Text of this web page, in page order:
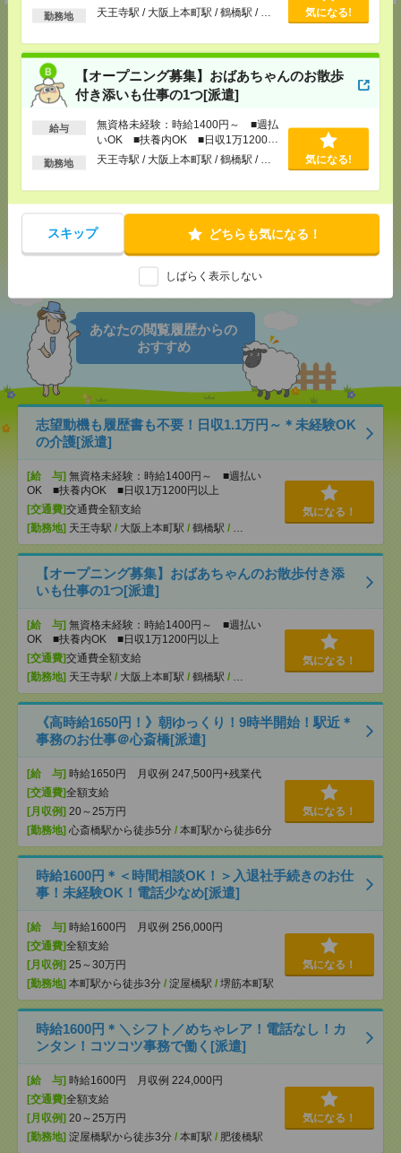
以上
勤務地 天王寺駅 / 大阪上本町駅 / 鶴橋駅 / … 気になる!
【オープニング募集】おばあちゃんのお散歩
付き添いも仕事の1つ[派遣]
給与
無資格未経験：時給1400円～ ■週払
いOK ■扶養内OK ■日収1万1200円
以上
勤務地 天王寺駅 / 大阪上本町駅 / 鶴橋駅 / … 気になる!
スキップ どちらも気になる！
しばらく表示しない
応募ページへ
気になる！
で送る で送る
あなたの閲覧履歴からの
おすすめ
志望動機も履歴書も不要！日収1.1万円～＊未経験OK
の介護[派遣]
[給 与] 無資格未経験：時給1400円～ ■週払い
OK ■扶養内OK ■日収1万1200円以上
[交通費]交通費全額支給
[勤務地] 天王寺駅 / 大阪上本町駅 / 鶴橋駅 / …
気になる！
【オープニング募集】おばあちゃんのお散歩付き添
いも仕事の1つ[派遣]
[給 与] 無資格未経験：時給1400円～ ■週払い
OK ■扶養内OK ■日収1万1200円以上
[交通費]交通費全額支給
[勤務地] 天王寺駅 / 大阪上本町駅 / 鶴橋駅 / …
気になる！
《高時給1650円！》朝ゆっくり！9時半開始！駅近＊
事務のお仕事＠心斎橋[派遣]
[給 与] 時給1650円 月収例 247,500円+残業代
[交通費]全額支給
[月収例] 20～25万円
[勤務地] 心斎橋駅から徒歩5分 / 本町駅から徒歩6分
気になる！
時給1600円＊＜時間相談OK！＞入退社手続きのお仕
事！未経験OK！電話少なめ[派遣]
[給 与] 時給1600円 月収例 256,000円
[交通費]全額支給
[月収例] 25～30万円
[勤務地] 本町駅から徒歩3分 / 淀屋橋駅 / 堺筋本町駅
気になる！
時給1600円＊＼シフト／めちゃレア！電話なし！カ
ンタン！コツコツ事務で働く[派遣]
[給 与] 時給1600円 月収例 224,000円
[交通費]全額支給
[月収例] 20～25万円
[勤務地] 淀屋橋駅から徒歩3分 / 本町駅 / 肥後橋駅
気になる！